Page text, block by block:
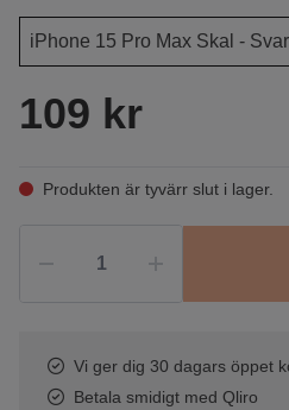
109 kr
Produkten är tyvärr slut i lager.
Vi ger dig 30 dagars öppet
Betala smidigt med Qliro